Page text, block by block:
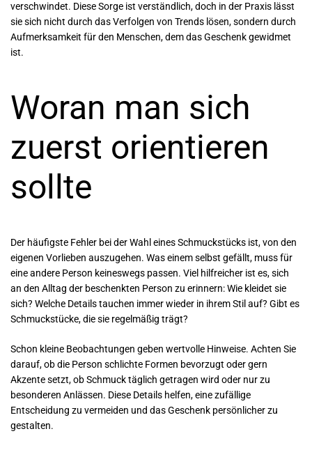
verschwindet. Diese Sorge ist verständlich, doch in der Praxis lässt
sie sich nicht durch das Verfolgen von Trends lösen, sondern durch
Aufmerksamkeit für den Menschen, dem das Geschenk gewidmet
ist.
Woran man sich
zuerst orientieren
sollte
Der häufigste Fehler bei der Wahl eines Schmuckstücks ist, von den
eigenen Vorlieben auszugehen. Was einem selbst gefällt, muss für
eine andere Person keineswegs passen. Viel hilfreicher ist es, sich
an den Alltag der beschenkten Person zu erinnern: Wie kleidet sie
sich? Welche Details tauchen immer wieder in ihrem Stil auf? Gibt es
Schmuckstücke, die sie regelmäßig trägt?
Schon kleine Beobachtungen geben wertvolle Hinweise. Achten Sie
darauf, ob die Person schlichte Formen bevorzugt oder gern
Akzente setzt, ob Schmuck täglich getragen wird oder nur zu
besonderen Anlässen. Diese Details helfen, eine zufällige
Entscheidung zu vermeiden und das Geschenk persönlicher zu
gestalten.